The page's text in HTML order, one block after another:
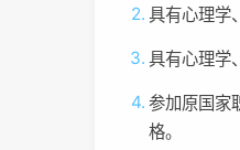
具有心理学
具有心理学
参加原国家
格。